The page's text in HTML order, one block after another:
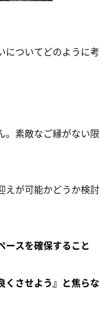
ついてどのように考
。素敵なご縁がない限
えが可能かどうか検討
ースを確保すること
くさせよう』と焦らな